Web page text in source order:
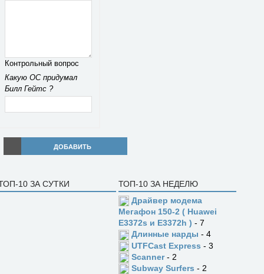
Контрольный вопрос
Какую ОС придумал
Билл Гейтс ?
ДОБАВИТЬ
10 ЗА СУТКИ
ТОП-10 ЗА НЕДЕЛЮ
Драйвер модема
Мегафон 150-2 ( Huawei
E3372s и E3372h ) - 7
Длинные нарды - 4
UTFCast Express - 3
Scanner- 2
Subway Surfers - 2